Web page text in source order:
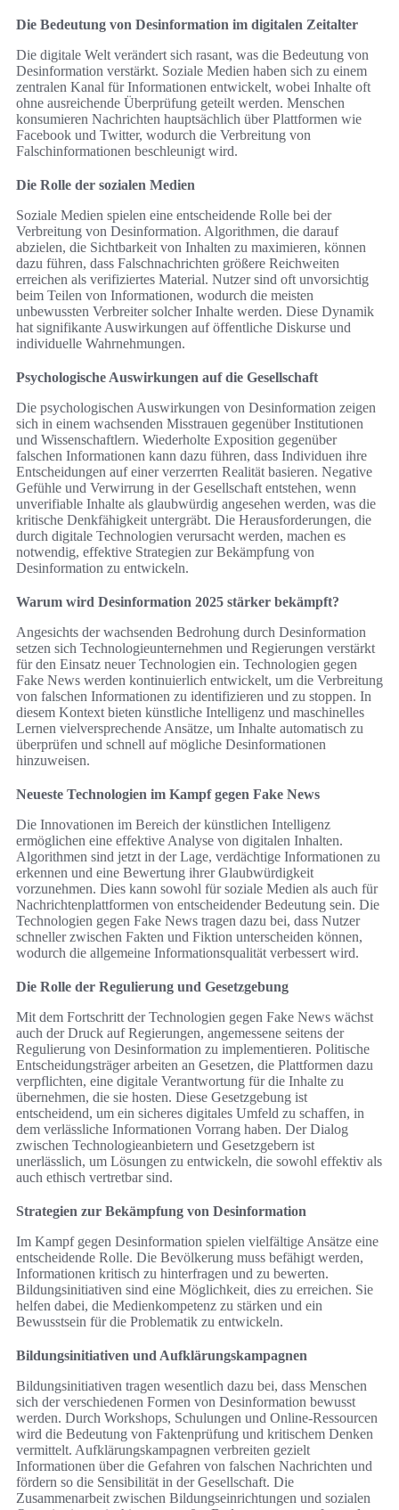
Die Bedeutung von Desinformation im digitalen Zeitalter
Die digitale Welt verändert sich rasant, was die Bedeutung von
Desinformation verstärkt. Soziale Medien haben sich zu einem
zentralen Kanal für Informationen entwickelt, wobei Inhalte oft
ohne ausreichende Überprüfung geteilt werden. Menschen
konsumieren Nachrichten hauptsächlich über Plattformen wie
Facebook und Twitter, wodurch die Verbreitung von
Falschinformationen beschleunigt wird.
Die Rolle der sozialen Medien
Soziale Medien spielen eine entscheidende Rolle bei der
Verbreitung von Desinformation. Algorithmen, die darauf
abzielen, die Sichtbarkeit von Inhalten zu maximieren, können
dazu führen, dass Falschnachrichten größere Reichweiten
erreichen als verifiziertes Material. Nutzer sind oft unvorsichtig
beim Teilen von Informationen, wodurch die meisten
unbewussten Verbreiter solcher Inhalte werden. Diese Dynamik
hat signifikante Auswirkungen auf öffentliche Diskurse und
individuelle Wahrnehmungen.
Psycho­logische Auswirkungen auf die Gesellschaft
Die psychologischen Auswirkungen von Desinformation zeigen
sich in einem wachsenden Misstrauen gegenüber Institutionen
und Wissenschaftlern. Wiederholte Exposition gegenüber
falschen Informationen kann dazu führen, dass Individuen ihre
Entscheidungen auf einer verzerrten Realität basieren. Negative
Gefühle und Verwirrung in der Gesellschaft entstehen, wenn
unverifiable Inhalte als glaubwürdig angesehen werden, was die
kritische Denkfähigkeit untergräbt. Die Herausforderungen, die
durch digitale Technologien verursacht werden, machen es
notwendig, effektive Strategien zur Bekämpfung von
Desinformation zu entwickeln.
Warum wird Desinformation 2025 stärker bekämpft?
Angesichts der wachsenden Bedrohung durch Desinformation
setzen sich Technologieunternehmen und Regierungen verstärkt
für den Einsatz neuer Technologien ein. Technologien gegen
Fake News werden kontinuierlich entwickelt, um die Verbreitung
von falschen Informationen zu identifizieren und zu stoppen. In
diesem Kontext bieten künstliche Intelligenz und maschinelles
Lernen vielversprechende Ansätze, um Inhalte automatisch zu
überprüfen und schnell auf mögliche Desinformationen
hinzuweisen.
Neueste Technologien im Kampf gegen Fake News
Die Innovationen im Bereich der künstlichen Intelligenz
ermöglichen eine effektive Analyse von digitalen Inhalten.
Algorithmen sind jetzt in der Lage, verdächtige Informationen zu
erkennen und eine Bewertung ihrer Glaubwürdigkeit
vorzunehmen. Dies kann sowohl für soziale Medien als auch für
Nachrichtenplattformen von entscheidender Bedeutung sein. Die
Technologien gegen Fake News tragen dazu bei, dass Nutzer
schneller zwischen Fakten und Fiktion unterscheiden können,
wodurch die allgemeine Informationsqualität verbessert wird.
Die Rolle der Regulierung und Gesetzgebung
Mit dem Fortschritt der Technologien gegen Fake News wächst
auch der Druck auf Regierungen, angemessene seitens der
Regulierung von Desinformation zu implementieren. Politische
Entscheidungsträger arbeiten an Gesetzen, die Plattformen dazu
verpflichten, eine digitale Verantwortung für die Inhalte zu
übernehmen, die sie hosten. Diese Gesetzgebung ist
entscheidend, um ein sicheres digitales Umfeld zu schaffen, in
dem verlässliche Informationen Vorrang haben. Der Dialog
zwischen Technologieanbietern und Gesetzgebern ist
unerlässlich, um Lösungen zu entwickeln, die sowohl effektiv als
auch ethisch vertretbar sind.
Strategien zur Bekämpfung von Desinformation
Im Kampf gegen Desinformation spielen vielfältige Ansätze eine
entscheidende Rolle. Die Bevölkerung muss befähigt werden,
Informationen kritisch zu hinterfragen und zu bewerten.
Bildungsinitiativen sind eine Möglichkeit, dies zu erreichen. Sie
helfen dabei, die Medienkompetenz zu stärken und ein
Bewusstsein für die Problematik zu entwickeln.
Bildungsinitiativen und Aufklärungskampagnen
Bildungsinitiativen tragen wesentlich dazu bei, dass Menschen
sich der verschiedenen Formen von Desinformation bewusst
werden. Durch Workshops, Schulungen und Online-Ressourcen
wird die Bedeutung von Faktenprüfung und kritischem Denken
vermittelt. Aufklärungskampagnen verbreiten gezielt
Informationen über die Gefahren von falschen Nachrichten und
fördern so die Sensibilität in der Gesellschaft. Die
Zusammenarbeit zwischen Bildungseinrichtungen und sozialen